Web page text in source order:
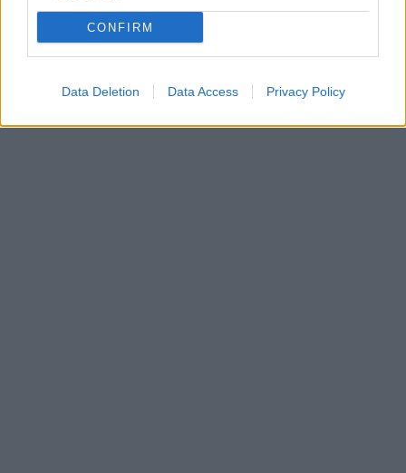
CONFIRM
Data Deletion Data Access Privacy Policy
Η Έλενα Ξύδια στην Sacra di San Michele